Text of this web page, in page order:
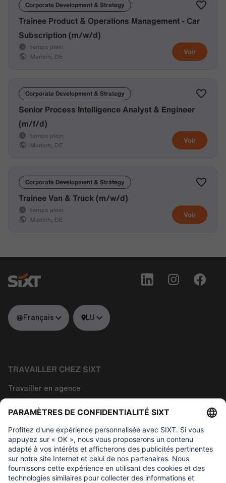
Corporate Development & Strategy
Voir
Trainee Product & Operations Management - Car
Subscription (m/w/d)
temps plein
Munich, DE
Corporate Development & Strategy
Voir
Senior Process Intelligence Analyst & Engineer
(m/f/d)
temps plein
Munich, DE
Corporate Development & Strategy
Voir
Trainee Van & Truck (m/w/d)
temps plein
Munich, DE
Français LU
TRAVAILLER CHEZ SIXT
Travailler en agence
Travailler dans les fonctions siège
Travailler dans la technologie
À propos de nous
CE QUI NOUS IMPORTONS